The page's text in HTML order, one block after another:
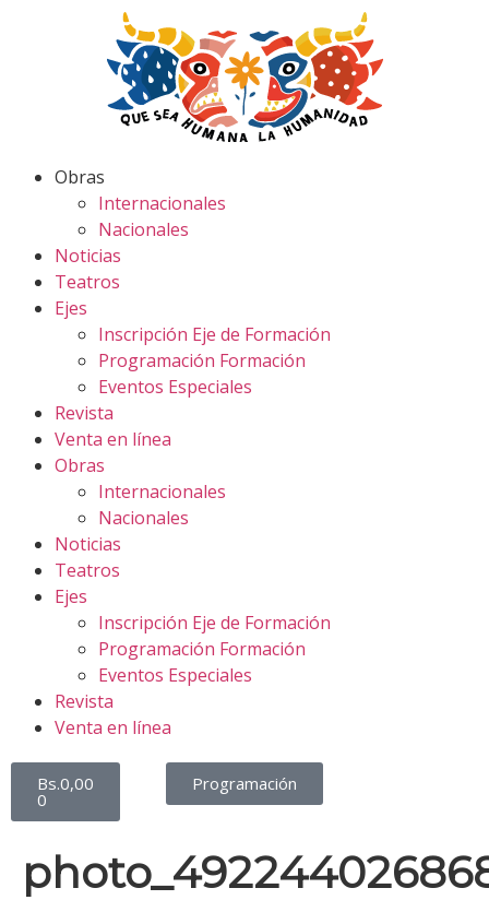
Obras
Internacionales
Nacionales
Noticias
Teatros
Ejes
Inscripción Eje de Formación
Programación Formación
Eventos Especiales
Revista
Venta en línea
Obras
Internacionales
Nacionales
Noticias
Teatros
Ejes
Inscripción Eje de Formación
Programación Formación
Eventos Especiales
Revista
Venta en línea
Programación
Bs.0,00
0